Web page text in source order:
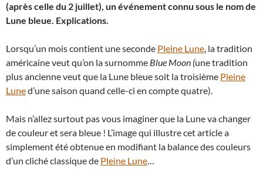
(après celle du 2 juillet), un événement connu sous le nom de
Lune bleue. Explications.
Lorsqu’un mois contient une seconde Pleine Lune, la tradition
américaine veut qu’on la surnomme Blue Moon (une tradition
plus ancienne veut que la Lune bleue soit la troisième Pleine
Luned’une saison quand celle-ci en compte quatre).
Mais n’allez surtout pas vous imaginer que la Lune va changer
de couleur et sera bleue ! L’image qui illustre cet article a
simplement été obtenue en modifiant la balance des couleurs
d’un cliché classique de Pleine Lune…